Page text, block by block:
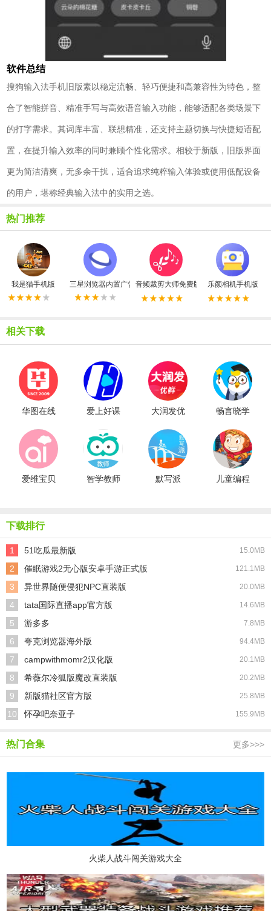
软件总结
搜狗输入法手机旧版素以稳定流畅、轻巧便捷和高兼容性为特色，整
合了智能拼音、精准手写与高效语音输入功能，能够适配各类场景下
的打字需求。其词库丰富、联想精准，还支持主题切换与快捷短语配
置，在提升输入效率的同时兼顾个性化需求。相较于新版，旧版界面
更为简洁清爽，无多余干扰，适合追求纯粹输入体验或使用低配设备
的用户，堪称经典输入法中的实用之选。
热门推荐
我是猫手机版 三星浏览器内置广告拦截器最新版
音频裁剪大师免费版 乐颜相机手机版
相关下载
华图在线
爱上好课
大润发优
畅言晓学
爱维宝贝
智学教师
默写派
儿童编程
下载排行
1 51吃瓜最新版 15.0MB
2 催眠游戏2无心版安卓手游正式版 121.1MB
3 异世界随便侵犯NPC直装版 20.0MB
4 tata国际直播app官方版 14.6MB
5 游多多 7.8MB
6 夸克浏览器海外版 94.4MB
7 campwithmomr2汉化版 20.1MB
8 希薇尔冷狐版魔改直装版 20.2MB
9 新版猫社区官方版 25.8MB
10 怀孕吧奈亚子 155.9MB
热门合集 更多>>>
火柴人战斗闯关游戏大全